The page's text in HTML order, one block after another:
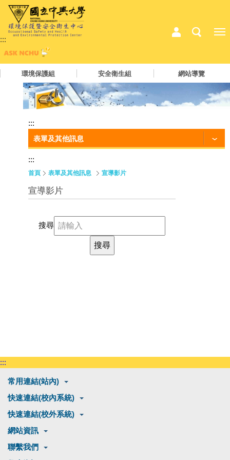
:::
環境保護組 安全衛生組 網站導覽
:::
表單及其他訊息
:::
首頁 表單及其他訊息 宣導影片
宣導影片
搜尋
:::
常用連結(站內)
快速連結(校內系統)
快速連結(校外系統)
網站資訊
聯繫我們